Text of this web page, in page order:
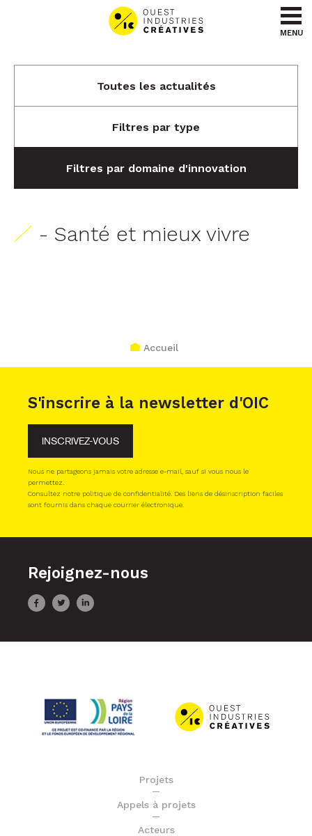
Aller au menu
Aller au contenu
MENU
Toutes les actualités
Filtres par type
Filtres par domaine d'innovation
- Santé et mieux vivre
Accueil
S'inscrire à la newsletter d'OIC
INSCRIVEZ-VOUS
Nous ne partageons jamais votre adresse e-mail, sauf si vous nous le
permettez.
Consultez notre politique de confidentialité. Des liens de désinscription faciles
sont fournis dans chaque courrier électronique.
Rejoignez-nous
Projets
Appels à projets
Acteurs